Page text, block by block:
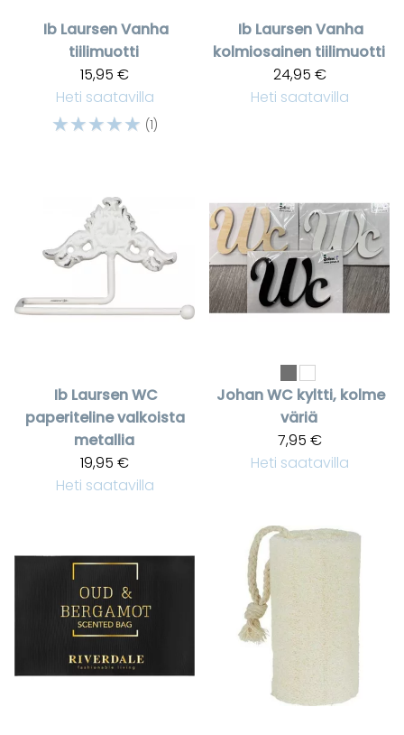
Ib LaursenVanha
tiilimuotti
15,95 €
Heti saatavilla
☆☆☆☆☆ (1)
Ib LaursenVanha
kolmiosainen tiilimuotti
24,95 €
Heti saatavilla
Ib LaursenWC
paperiteline valkoista
metallia
19,95 €
Heti saatavilla
JohanWC kyltti, kolme
väriä
7,95 €
Heti saatavilla